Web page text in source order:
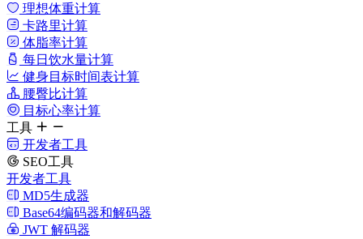
理想体重计算
卡路里计算
体脂率计算
每日饮水量计算
健身目标时间表计算
腰臀比计算
目标心率计算
工具
开发者工具
SEO工具
开发者工具
MD5生成器
Base64编码器和解码器
JWT 解码器